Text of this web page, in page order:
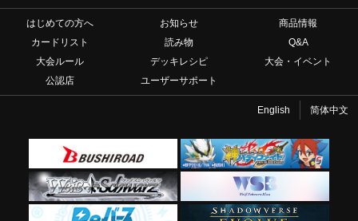
はじめての方へ お知らせ
商品情報
カードリスト
読み物
Q&A
大会ルール
デッキレシピ
大会・イベント
公認店
ユーザーサポート
English 简体中文